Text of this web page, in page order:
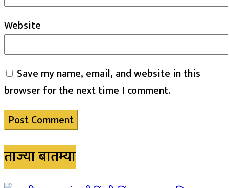
Website
Save my name, email, and website in this
browser for the next time I comment.
ताज्या बातम्या